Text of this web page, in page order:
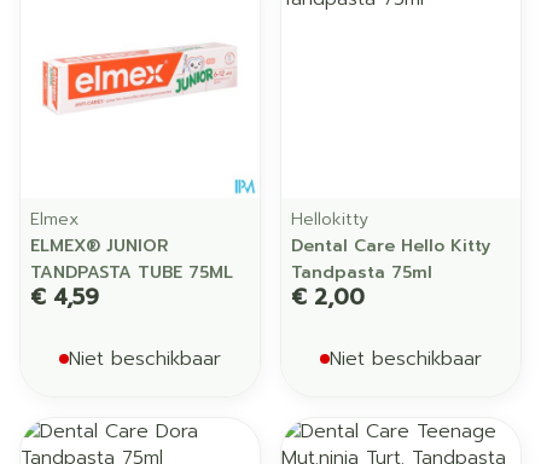
Elmex
ELMEX® JUNIOR
TANDPASTA TUBE 75ML
€ 4,59
Niet beschikbaar
Hellokitty
Dental Care Hello Kitty
Tandpasta 75ml
€ 2,00
Niet beschikbaar